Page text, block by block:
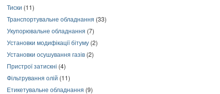
Тиски (11)
Транспортувальне обладнання (33)
Укупорювальне обладнання (7)
Установки модифікації бітуму (2)
Установки осушування газів (2)
Пристрої затискні (4)
Фільтрування олій (11)
Етикетувальне обладнання (9)